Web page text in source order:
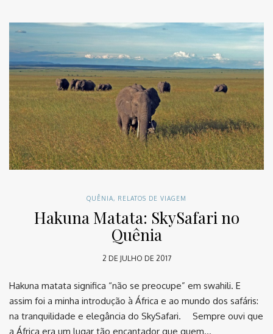
QUÊNIA, RELATOS DE VIAGEM
Hakuna Matata: SkySafari no
Quênia
2 DE JULHO DE 2017
Hakuna matata significa “não se preocupe” em swahili. E
assim foi a minha introdução à África e ao mundo dos safáris:
na tranquilidade e elegância do SkySafari. ⠀ Sempre ouvi que
a África era um lugar tão encantador que quem…